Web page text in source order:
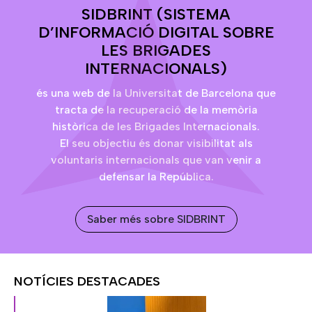
SIDBRINT (SISTEMA
D’INFORMACIÓ DIGITAL SOBRE
LES BRIGADES
INTERNACIONALS)
és una web de la Universitat de Barcelona que
tracta de la recuperació de la memòria
històrica de les Brigades Internacionals.
El seu objectiu és donar visibilitat als
voluntaris internacionals que van venir a
defensar la República.
Saber més sobre SIDBRINT
NOTÍCIES DESTACADES